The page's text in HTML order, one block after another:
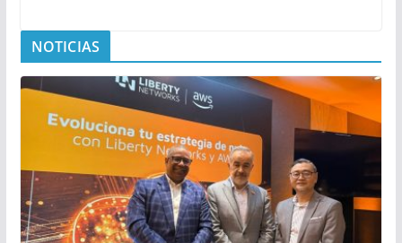
NOTICIAS